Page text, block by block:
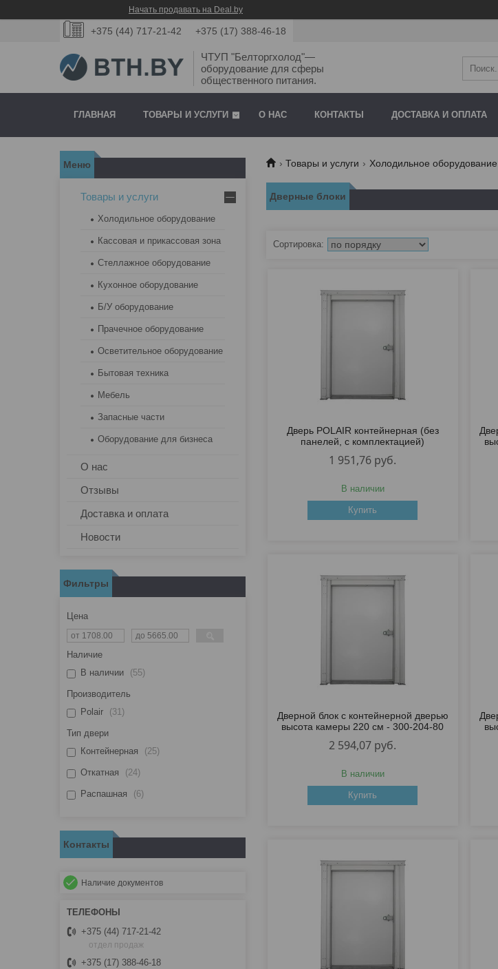
Начать продавать на Deal.by
+375 (44) 717-21-42 +375 (17) 388-46-18
ЧТУП "Белторгхолод"—
оборудование для сферы
общественного питания.
ГЛАВНАЯ ТОВАРЫ И УСЛУГИ О НАС КОНТАКТЫ ДОСТАВКА И ОПЛАТА
Товары и услуги Холодильное оборудование
Дверные блоки
Дверь POLAIR контейнерная (без
панелей, с комплектацией)
1 951,76 руб.
В наличии
Купить
Дверной блок с контейнерной дверью
высота камеры 220 см - 300-204-80
2 594,07 руб.
В наличии
Купить
Товары и услуги
Холодильное оборудование
Кассовая и прикассовая зона
Стеллажное оборудование
Кухонное оборудование
Б/У оборудование
Прачечное оборудование
Осветительное оборудование
Бытовая техника
Мебель
Запасные части
Оборудование для бизнеса
О нас
Отзывы
Доставка и оплата
Новости
Фильтры
Цена
Наличие
В наличии
55
Производитель
Polair
31
Тип двери
Контейнерная
25
Откатная 24
Распашная 6
Контакты
Наличие документов
+375 (44) 717-21-42
отдел продаж
+375 (17) 388-46-18